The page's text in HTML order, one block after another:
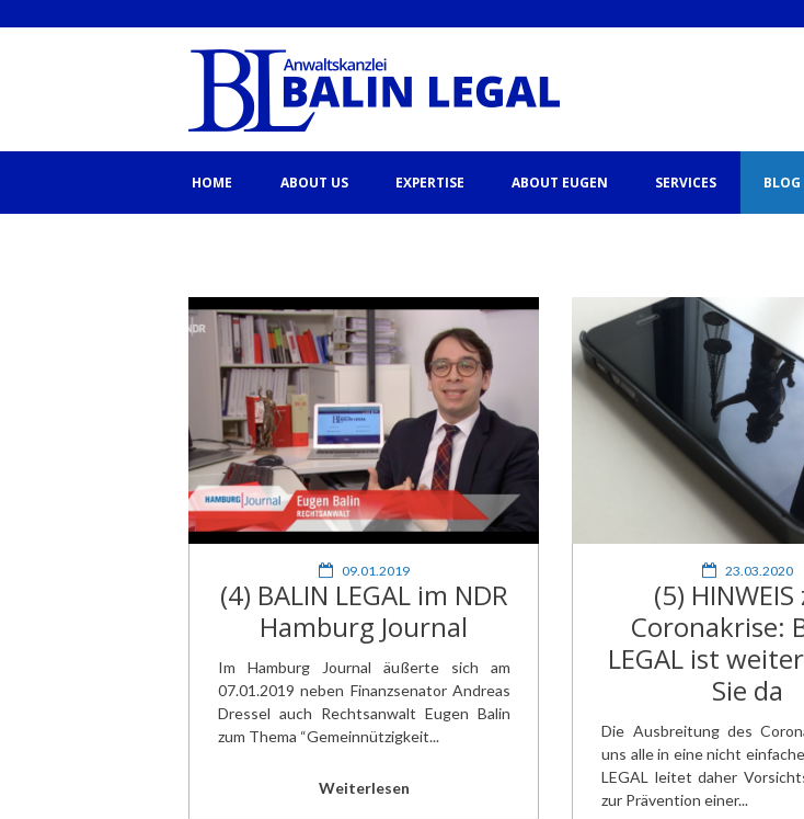
HOME ABOUT US EXPERTISE ABOUT EUGEN SERVICES BLOG
09.01.2019
(4) BALIN LEGAL im NDR
Hamburg Journal
Im Hamburg Journal äußerte sich am
07.01.2019 neben Finanzsenator Andreas
Dressel auch Rechtsanwalt Eugen Balin
zum Thema “Gemeinnützigkeit...
Weiterlesen
23.03.2020
(5)
Coronakrise:
LEGAL ist
Sie da
Die Ausbreitung des
uns alle in eine nicht
LEGAL leitet daher
zur Prävention einer...